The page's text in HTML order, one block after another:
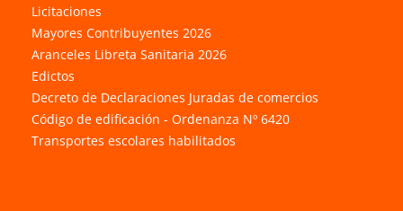
Licitaciones
Mayores Contribuyentes 2026
Aranceles Libreta Sanitaria 2026
Edictos
Decreto de Declaraciones Juradas de comercios
Código de edificación - Ordenanza Nº 6420
Transportes escolares habilitados